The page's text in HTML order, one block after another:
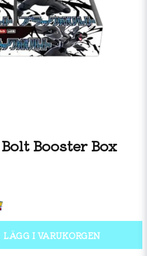
Booster Box
LÄGG I VARUKORGEN